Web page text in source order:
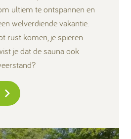
ultiem te ontspannen en
welverdiende vakantie.
rust komen, je spieren
je dat de sauna ook